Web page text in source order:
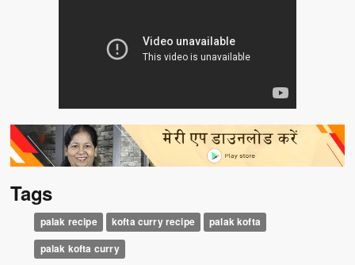
Tags
palak recipe kofta curry recipe
palak kofta
palak kofta curry